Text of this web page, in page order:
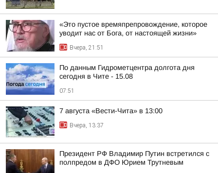
«Это пустое времяпрепровождение, которое
уводит нас от Бога, от настоящей жизни»
Вчера, 21:51
По данным Гидрометцентра долгота дня
сегодня в Чите - 15.08
07:51
7 августа «Вести-Чита» в 13:00
Вчера, 13:37
Президент РФ Владимир Путин встретился с
полпредом в ДФО Юрием Трутневым